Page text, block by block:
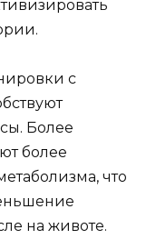
с
Более
более
что
на животе.